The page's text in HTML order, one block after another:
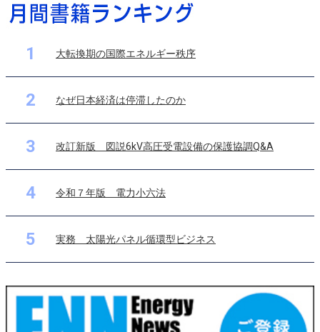
1 大転換期の国際エネルギー秩序
2 なぜ日本経済は停滞したのか
3 改訂新版 図説6kV高圧受電設備の保護協調Q&A
4 令和７年版 電力小六法
5 実務 太陽光パネル循環型ビジネス